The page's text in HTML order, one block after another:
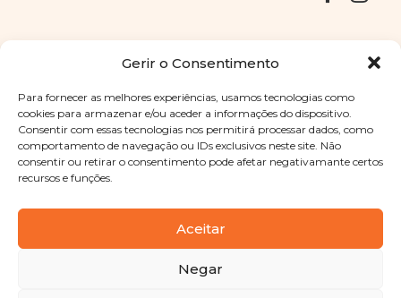
Gerir o Consentimento
Para fornecer as melhores experiências, usamos tecnologias como
cookies para armazenar e/ou aceder a informações do dispositivo.
Consentir com essas tecnologias nos permitirá processar dados, como
comportamento de navegação ou IDs exclusivos neste site. Não
consentir ou retirar o consentimento pode afetar negativamante certos
recursos e funções.
Aceitar
Negar
Copyright © 2025 Sabores Santa Clara
. Todos os direitos
reservadosPolítica de Privacidade |Termos e condições
Designed byShift Your Branding Agency